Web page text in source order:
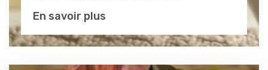
En savoir plus